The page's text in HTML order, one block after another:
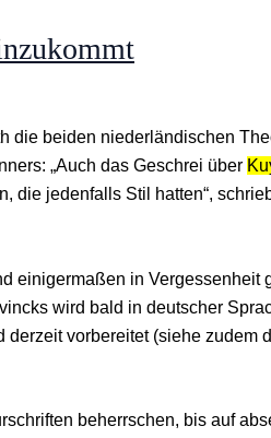
die beiden niederländischen
„Auch das Geschrei über
die jedenfalls Stil hatten“,
einigermaßen in Vergessenheit
wird bald in deutscher
vorbereitet (siehe zudem
beherrschen, bis auf